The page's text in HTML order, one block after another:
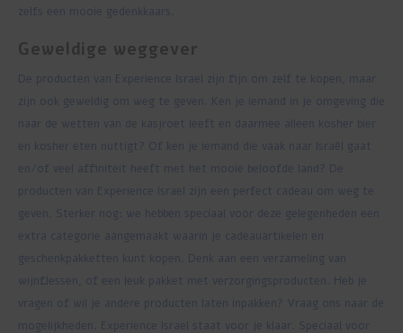
zelfs een mooie gedenkkaars.
Geweldige weggever
De producten van Experience Israel zijn fijn om zelf te kopen, maar
zijn ook geweldig om weg te geven. Ken je iemand in je omgeving die
naar de wetten van de kasjroet leeft en daarmee alleen kosher bier
en kosher eten nuttigt? Of ken je iemand die vaak naar Israël gaat
en/of veel affiniteit heeft met het mooie beloofde land? De
producten van Experience Israel zijn een perfect cadeau om weg te
geven. Sterker nog: we hebben speciaal voor deze gelegenheden een
extra categorie aangemaakt waarin je cadeauartikelen en
geschenkpakketten kunt kopen. Denk aan een verzameling van
wijnflessen, of een leuk pakket met verzorgingsproducten. Heb je
vragen of wil je andere producten laten inpakken? Vraag ons naar de
mogelijkheden. Experience Israel staat voor je klaar. Speciaal voor